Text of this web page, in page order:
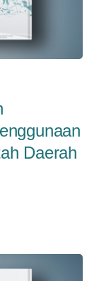
Daerah